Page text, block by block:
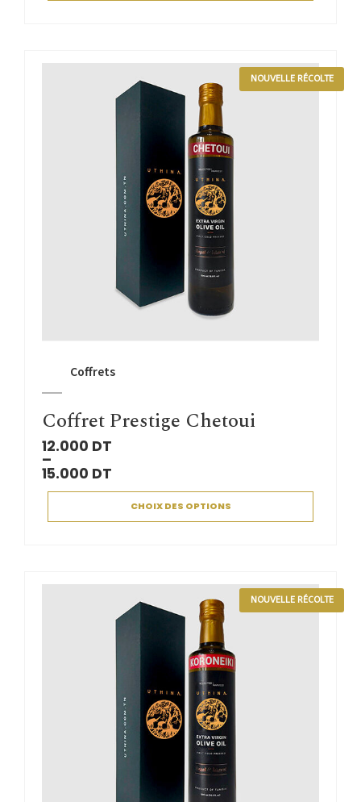
NOUVELLE RÉCOLTE
Coffrets
Coffret Prestige Chetoui
12.000 DT
–
15.000 DT
CHOIX DES OPTIONS
NOUVELLE RÉCOLTE